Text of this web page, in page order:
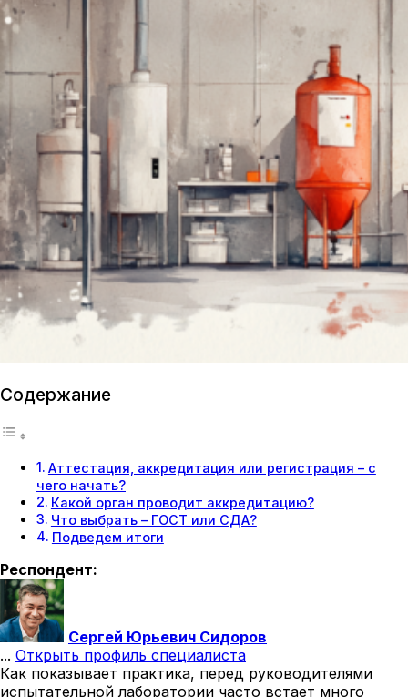
Содержание
Аттестация, аккредитация или регистрация – с
чего начать?
Какой орган проводит аккредитацию?
Что выбрать – ГОСТ или СДА?
Подведем итоги
Респондент:
Сергей Юрьевич Сидоров
... Открыть профиль специалиста
Как показывает практика, перед руководителями
испытательной лаборатории часто встает много